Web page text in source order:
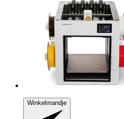
Winkelmandje